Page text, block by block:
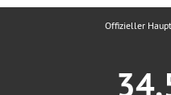
Offizieller